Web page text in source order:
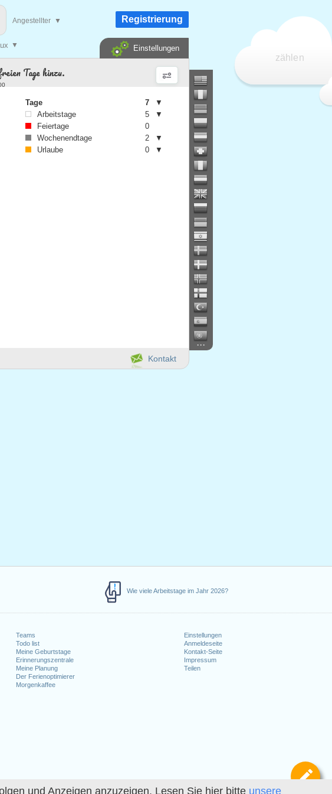
und Anzeigen anzuzeigen. Lesen Sie hier bitte unsere
Wie viele Arbeitstage im Jahr 2026?
Teams
Todo list
Meine Geburtstage
Erinnerungszentrale
Meine Planung
Der Ferienoptimierer
Morgenkaffee
Einstellungen
Anmeldeseite
Kontakt-Seite
Impressum
Teilen
zählen
▼
Angestellter ▼ Registrierung
Einstellungen
...
Kontakt
Tage hinzu.
Tage 7
▼
Arbeitstage
5
▼
Feiertage
0
Wochenendtage
2
▼
Urlaube
0 ▼